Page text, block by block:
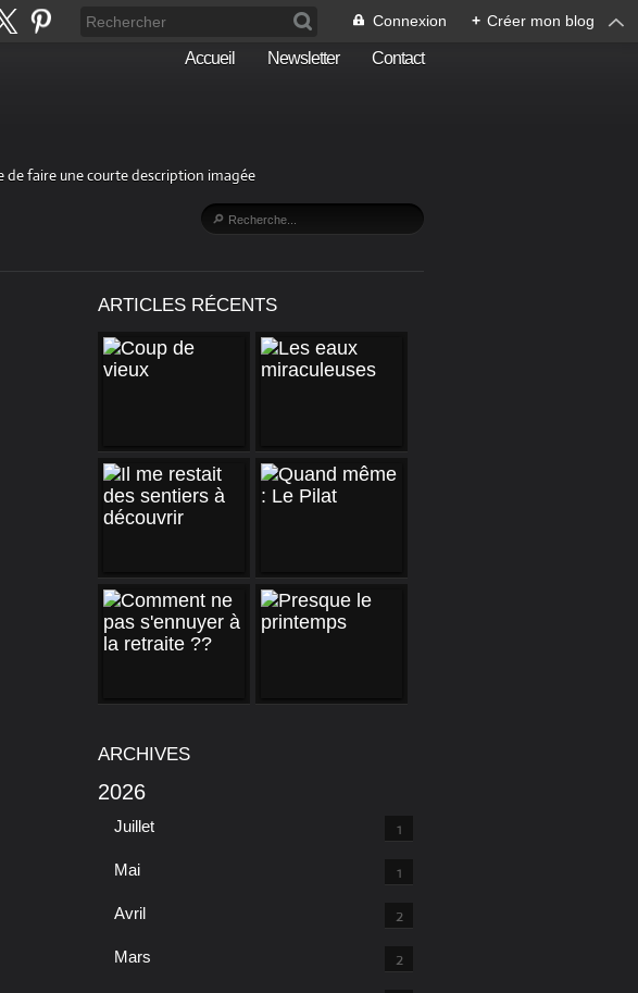
Connexion + Créer mon blog
Accueil Newsletter Contact
de faire une courte description imagée
ARTICLES RÉCENTS
ARCHIVES
2026
Juillet 1
Mai 1
Avril 2
Mars 2